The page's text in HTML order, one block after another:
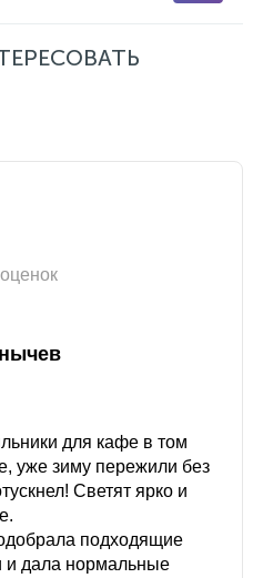
для кафе в том
уже зиму пережили без
Светят ярко и
подходящие
и дала нормальные